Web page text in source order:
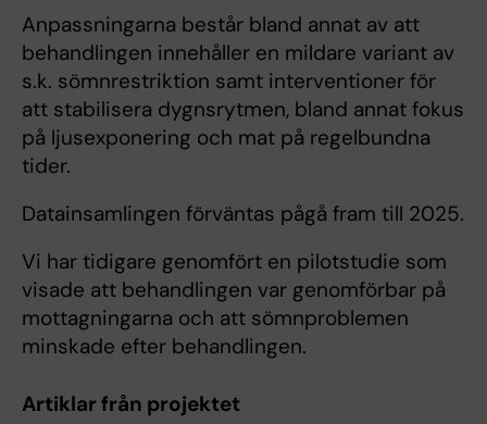
Anpassningarna består bland annat av att
behandlingen innehåller en mildare variant av
s.k. sömnrestriktion samt interventioner för
att stabilisera dygnsrytmen, bland annat fokus
på ljusexponering och mat på regelbundna
tider.
Datainsamlingen förväntas pågå fram till 2025.
Vi har tidigare genomfört en pilotstudie som
visade att behandlingen var genomförbar på
mottagningarna och att sömnproblemen
minskade efter behandlingen.
Artiklar från projektet